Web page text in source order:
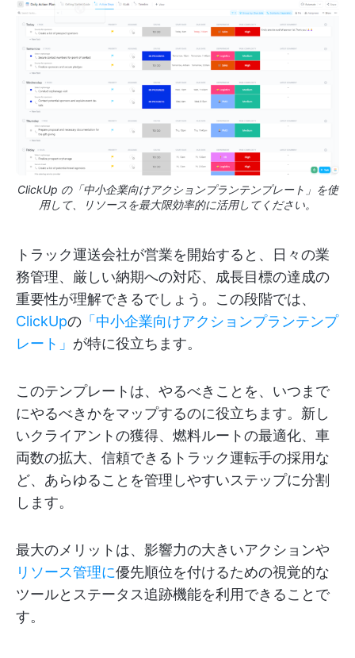
ClickUp の「中小企業向けアクションプランテンプレート」を使
用して、リソースを最大限効率的に活用してください。
トラック運送会社が営業を開始すると、日々の業
務管理、厳しい納期への対応、成長目標の達成の
重要性が理解できるでしょう。この段階では、
ClickUpの 「中小企業向けアクションプランテンプ
レート」 が特に役立ちます。
このテンプレートは、やるべきことを、いつまで
にやるべきかをマップするのに役立ちます。新し
いクライアントの獲得、燃料ルートの最適化、車
両数の拡大、信頼できるトラック運転手の採用な
ど、あらゆることを管理しやすいステップに分割
します。
最大のメリットは、影響力の大きいアクションや
リソース管理に優先順位を付けるための視覚的な
ツールとステータス追跡機能を利用できることで
す。